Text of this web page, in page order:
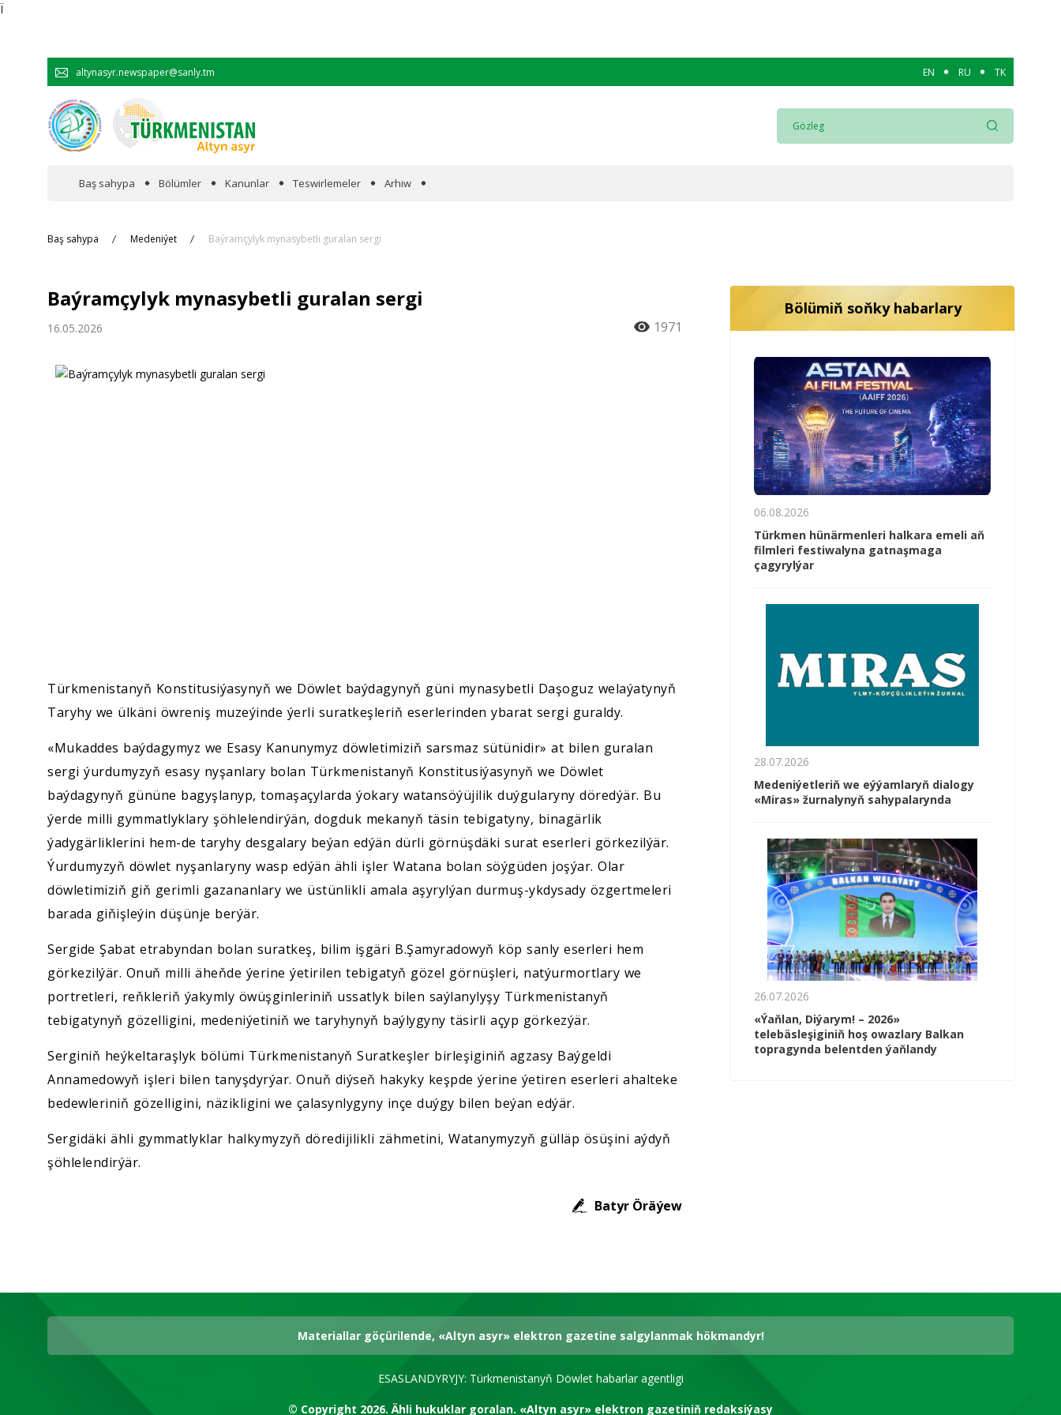
Ï
altynasyr.newspaper@sanly.tm EN RU TK
Baş sahypa Bölümler
Hyzmatdaşlyk
Kanunlar Teswirlemeler Arhiw
Baş sahypa Medeniýet Baýramçylyk mynasybetli guralan sergi
Baýramçylyk mynasybetli guralan sergi
16.05.2026 1971
Türkmenistanyň Konstitusiýasynyň we Döwlet baýdagynyň güni mynasybetli Daşoguz welaýatynyň
Taryhy we ülkäni öwreniş muzeýinde ýerli suratkeşleriň eserlerinden ybarat sergi guraldy.
«Mukaddes baýdagymyz we Esasy Kanunymyz döwletimiziň sarsmaz sütünidir» at bilen guralan
sergi ýurdumyzyň esasy nyşanlary bolan Türkmenistanyň Konstitusiýasynyň we Döwlet
baýdagynyň gününe bagyşlanyp, tomaşaçylarda ýokary watansöýüjilik duýgularyny döredýär. Bu
ýerde milli gymmatlyklary şöhlelendirýän, dogduk mekanyň täsin tebigatyny, binagärlik
ýadygärliklerini hem-de taryhy desgalary beýan edýän dürli görnüşdäki surat eserleri görkezilýär.
Ýurdumyzyň döwlet nyşanlaryny wasp edýän ähli işler Watana bolan söýgüden joşýar. Olar
döwletimiziň giň gerimli gazananlary we üstünlikli amala aşyrylýan durmuş-ykdysady özgertmeleri
barada giňişleýin düşünje berýär.
Sergide Şabat etrabyndan bolan suratkeş, bilim işgäri B.Şamyradowyň köp sanly eserleri hem
görkezilýär. Onuň milli äheňde ýerine ýetirilen tebigatyň gözel görnüşleri, natýurmortlary we
portretleri, reňkleriň ýakymly öwüşginleriniň ussatlyk bilen saýlanylyşy Türkmenistanyň
tebigatynyň gözelligini, medeniýetiniň we taryhynyň baýlygyny täsirli açyp görkezýär.
Serginiň heýkeltaraşlyk bölümi Türkmenistanyň Suratkeşler birleşiginiň agzasy Baýgeldi
Annamedowyň işleri bilen tanyşdyrýar. Onuň diýseň hakyky keşpde ýerine ýetiren eserleri ahalteke
bedewleriniň gözelligini, näzikligini we çalasynlygyny inçe duýgy bilen beýan edýär.
Sergidäki ähli gymmatlyklar halkymyzyň döredijilikli zähmetini, Watanymyzyň gülläp ösüşini aýdyň
şöhlelendirýär.
Batyr Öräýew
Bölümiň soňky habarlary
06.08.2026
Türkmen hünärmenleri halkara emeli aň
filmleri festiwalyna gatnaşmaga
çagyrylýar
28.07.2026
Medeniýetleriň we eýýamlaryň dialogy
«Miras» žurnalynyň sahypalarynda
26.07.2026
«Ýaňlan, Diýarym! – 2026»
telebäsleşiginiň hoş owazlary Balkan
topragynda belentden ýaňlandy
Materiallar göçürilende, «Altyn asyr» elektron gazetine salgylanmak hökmandyr!
ESASLANDYRYJY: Türkmenistanyň Döwlet habarlar agentligi
© Copyright 2026.Ähli hukuklar goralan. «Altyn asyr» elektron gazetiniň redaksiýasy